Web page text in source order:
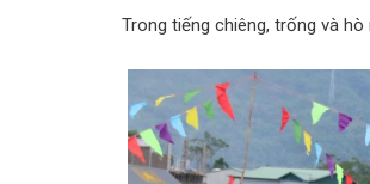
Trong tiếng chiêng, trống và